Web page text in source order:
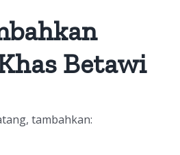
Betawi
tambahkan: